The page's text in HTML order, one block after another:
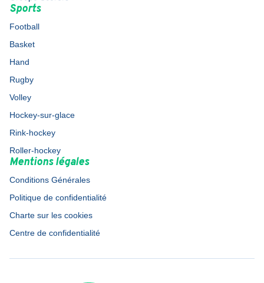
Sports
Football
Basket
Hand
Rugby
Volley
Hockey-sur-glace
Rink-hockey
Roller-hockey
Mentions légales
Conditions Générales
Politique de confidentialité
Charte sur les cookies
Centre de confidentialité